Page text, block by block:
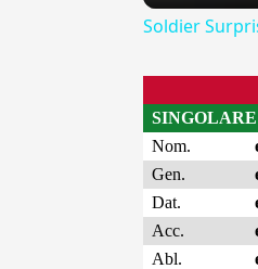
Soldier
SINGOLARE
Nom.
Gen.
Dat.
Acc.
Abl.